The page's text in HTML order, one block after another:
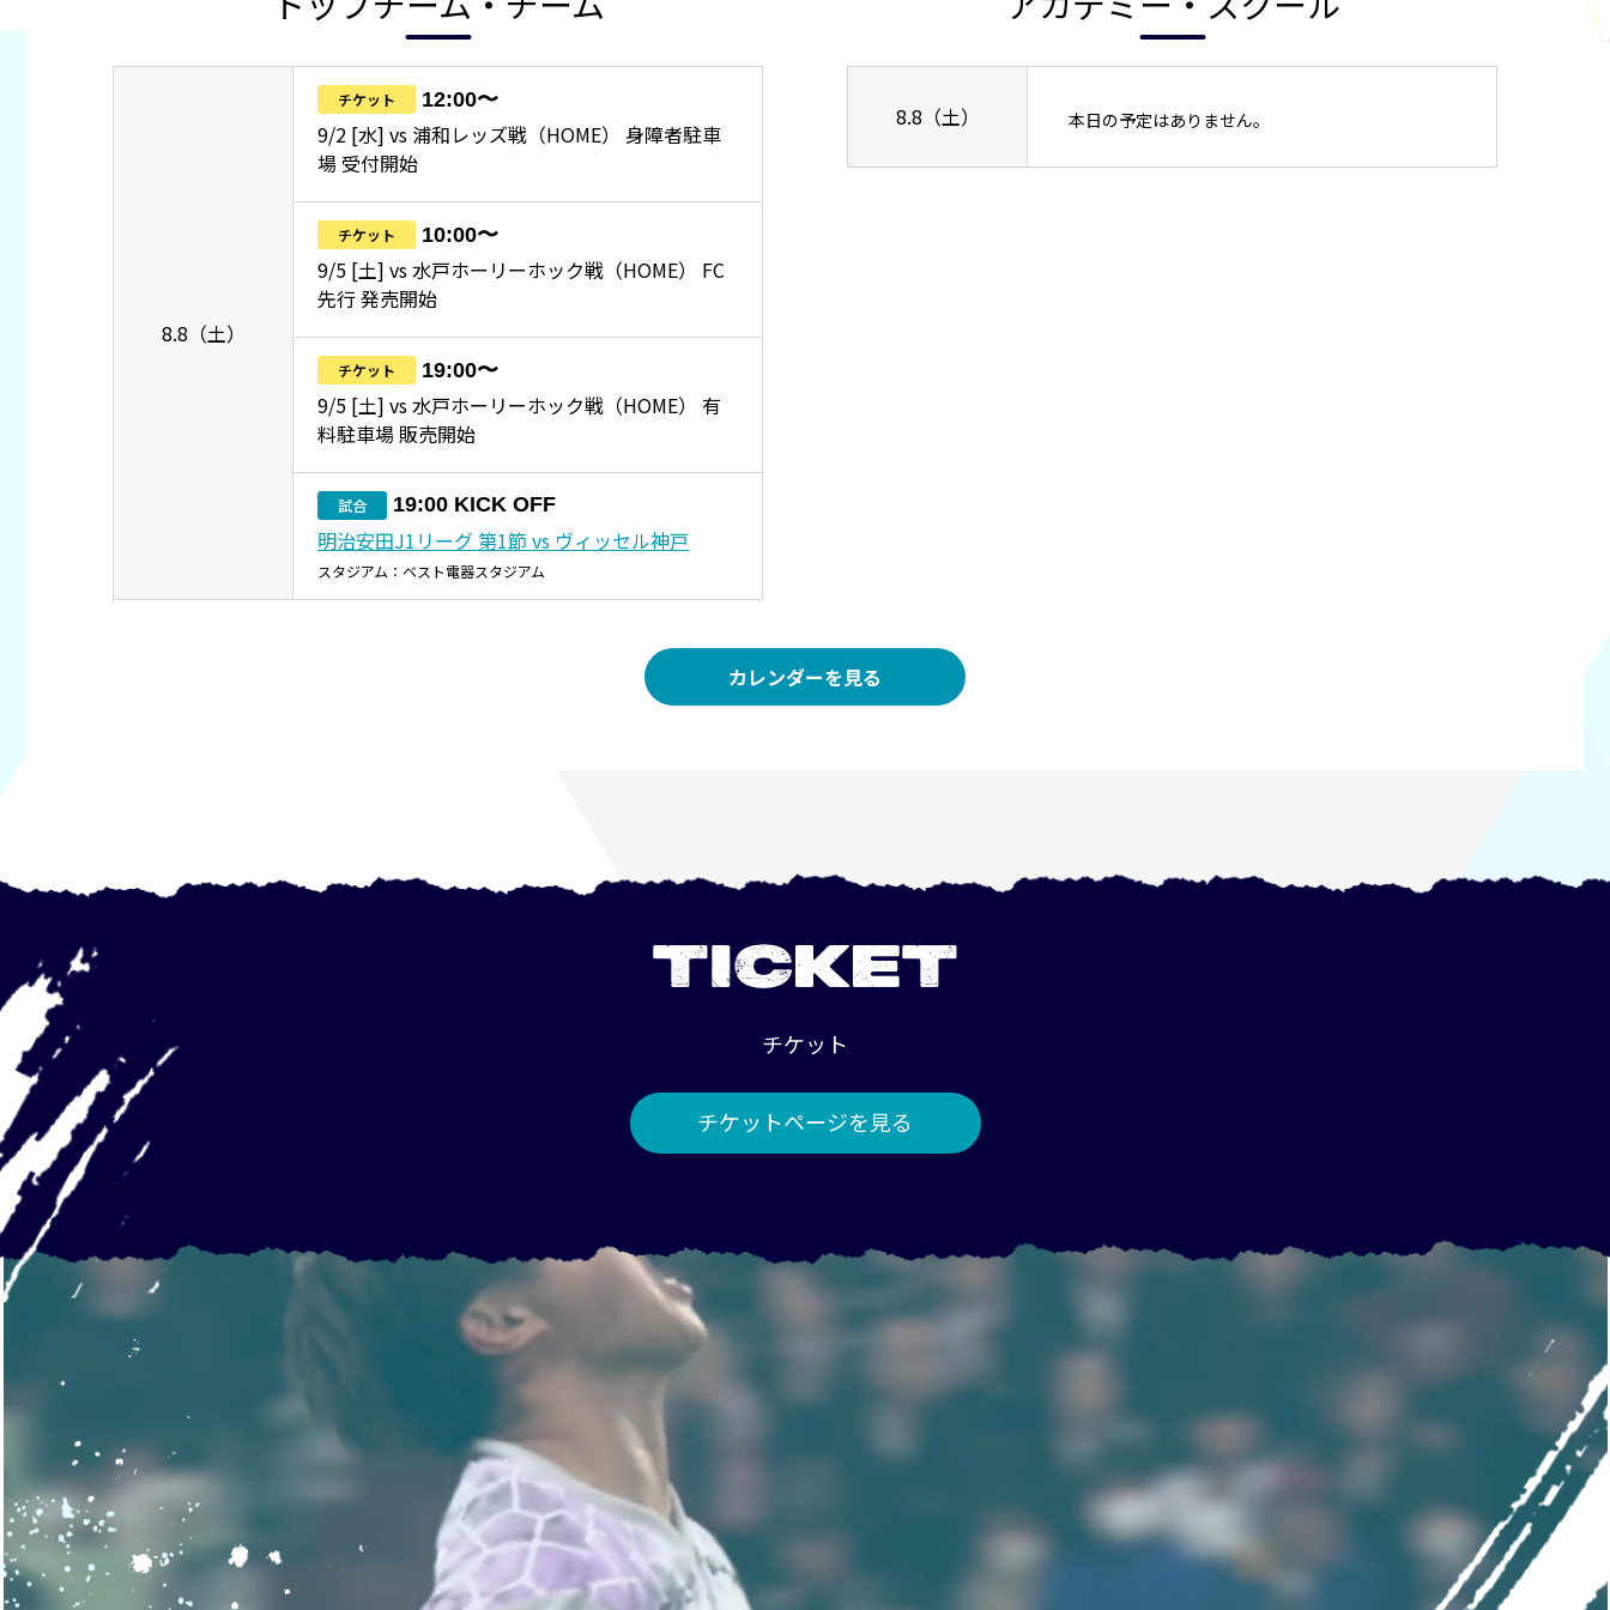
8.8（土）
チケット 12:00〜
9/2 [水] vs 浦和レッズ戦（HOME） 身障者駐車
場 受付開始
チケット 10:00〜
9/5 [土] vs 水戸ホーリーホック戦（HOME） FC
先行 発売開始
チケット 19:00〜
9/5 [土] vs 水戸ホーリーホック戦（HOME） 有
料駐車場 販売開始
試合 19:00 KICK OFF
明治安田J1リーグ 第1節 vs ヴィッセル神戸
スタジアム：ベスト電器スタジアム
8.8（土） 本日の予定はありません。
カレンダーを見る
TICKET
チケット
チケットページを見る